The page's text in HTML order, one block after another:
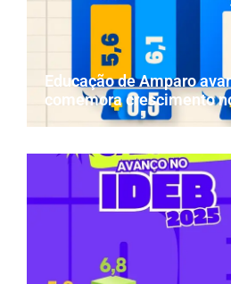
Educação de Amparo
comemora crescimento